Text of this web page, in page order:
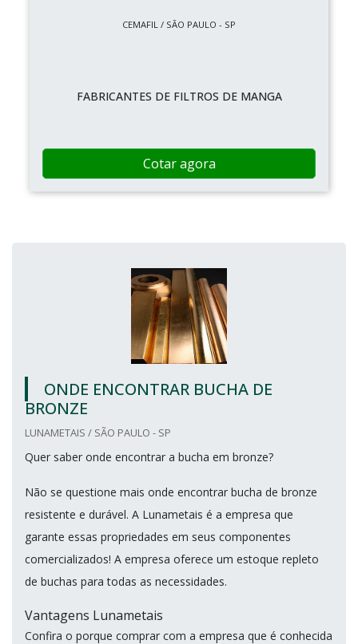
CEMAFIL / SÃO PAULO - SP
FABRICANTES DE FILTROS DE MANGA
Cotar agora
ONDE ENCONTRAR BUCHA DE
BRONZE
LUNAMETAIS / SÃO PAULO - SP
Quer saber onde encontrar a bucha em bronze?
Não se questione mais onde encontrar bucha de bronze
resistente e durável. A Lunametais é a empresa que
garante essas propriedades em seus componentes
comercializados! A empresa oferece um estoque repleto
de buchas para todas as necessidades.
Vantagens Lunametais
Confira o porque comprar com a empresa que é conhecida